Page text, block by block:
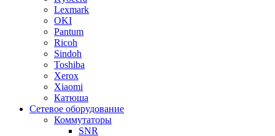
Lexmark
OKI
Pantum
Ricoh
Sindoh
Toshiba
Xerox
Xiaomi
Катюша
Сетевое оборудование
Коммутаторы
SNR